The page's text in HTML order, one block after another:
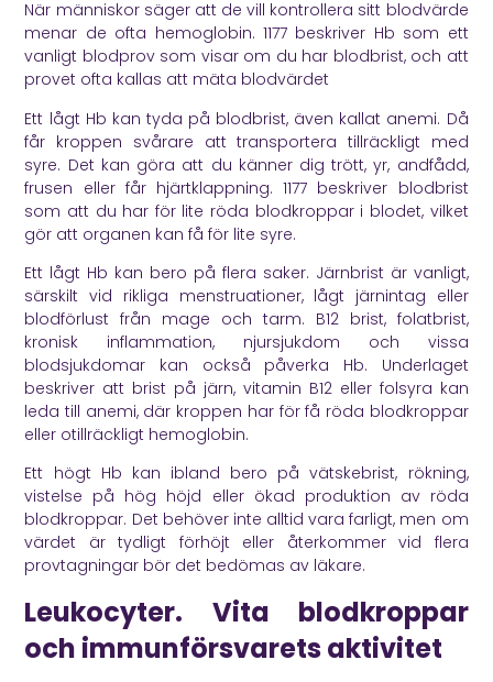
När människor säger att de vill kontrollera sitt blodvärde
menar de ofta hemoglobin. 1177 beskriver Hb som ett
vanligt blodprov som visar om du har blodbrist, och att
provet ofta kallas att mäta blodvärdet
Ett lågt Hb kan tyda på blodbrist, även kallat anemi. Då
får kroppen svårare att transportera tillräckligt med
syre. Det kan göra att du känner dig trött, yr, andfådd,
frusen eller får hjärtklappning.1177 beskriver blodbrist
som att du har för lite röda blodkroppar i blodet, vilket
gör att organen kan få för lite syre.
Ett lågt Hb kan bero på flera saker. Järnbrist är vanligt,
särskilt vid rikliga menstruationer, lågt järnintag eller
blodförlust från mage och tarm. B12 brist, folatbrist,
kronisk inflammation, njursjukdom och vissa
blodsjukdomar kan också påverka Hb. Underlaget
beskriver att brist på järn, vitamin B12 eller folsyra kan
leda till anemi, där kroppen har för få röda blodkroppar
eller otillräckligt hemoglobin.
Ett högt Hb kan ibland bero på vätskebrist, rökning,
vistelse på hög höjd eller ökad produktion av röda
blodkroppar. Det behöver inte alltid vara farligt, men om
värdet är tydligt förhöjt eller återkommer vid flera
provtagningar bör det bedömas av läkare.
Leukocyter. Vita blodkroppar
och immunförsvarets aktivitet